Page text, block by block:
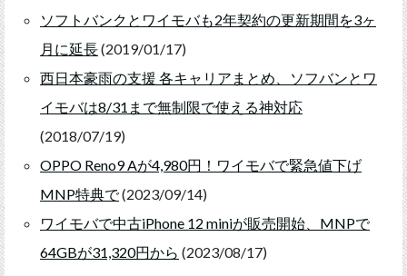
ソフトバンクとワイモバも2年契約の更新期間を3ヶ
月に延長(2019/01/17)
西日本豪雨の支援 各キャリアまとめ、ソフバンとワ
イモバは8/31まで無制限で使える神対応
(2018/07/19)
OPPO Reno9 Aが4,980円！ワイモバで緊急値下げ
MNP特典で(2023/09/14)
ワイモバで中古iPhone 12 miniが販売開始、MNPで
64GBが31,320円から (2023/08/17)